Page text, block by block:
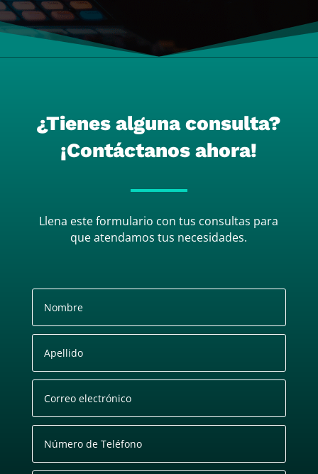
¿Tienes alguna consulta?
¡Contáctanos ahora!
Llena este formulario con tus consultas para
que atendamos tus necesidades.